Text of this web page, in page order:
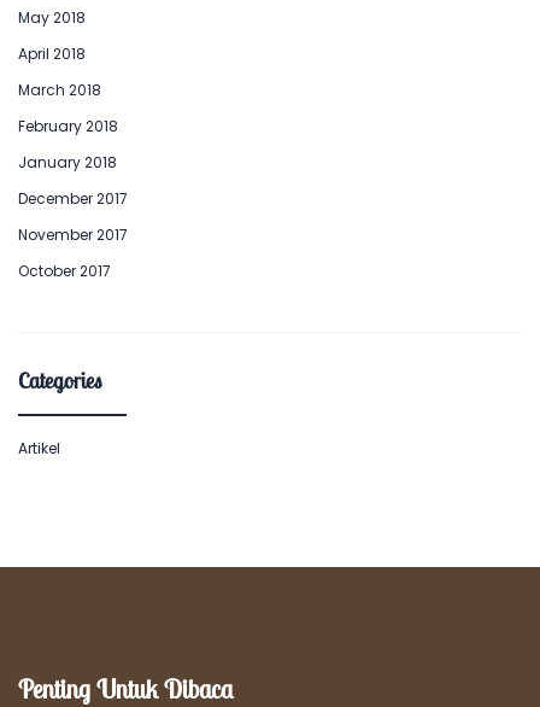
May 2018
April 2018
March 2018
February 2018
January 2018
December 2017
November 2017
October 2017
Categories
Artikel
Penting Untuk Dibaca